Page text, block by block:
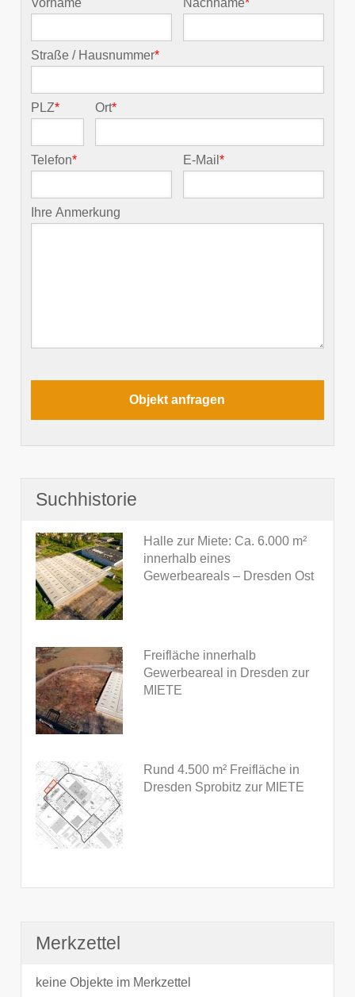
Vorname Nachname*
Straße / Hausnummer*
PLZ* Ort*
Telefon* E-Mail*
Ihre Anmerkung
Suchhistorie
Halle zur Miete: Ca. 6.000 m²
innerhalb eines
Gewerbeareals – Dresden Ost
Freifläche innerhalb
Gewerbeareal in Dresden zur
MIETE
Rund 4.500 m² Freifläche in
Dresden Sprobitz zur MIETE
Merkzettel
keine Objekte im Merkzettel